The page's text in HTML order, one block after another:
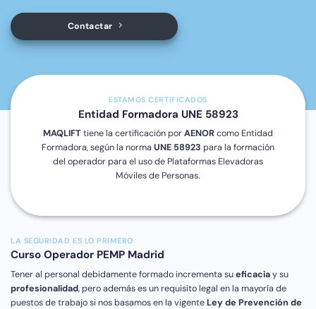
Contactar
ESTAMOS CERTIFICADOS
Entidad Formadora UNE 58923
MAQLIFTtiene la certificación porAENORcomo Entidad
Formadora, según la norma UNE 58923 para la formación
del operador para el uso de Plataformas Elevadoras
Móviles de Personas.
LA SEGURIDAD ES LO PRIMERO
Curso Operador PEMP Madrid
Tener al personal debidamente formado incrementa sueficaciay su
profesionalidad, pero además es un requisito legal en la mayoría de
puestos de trabajo si nos basamos en la vigenteLey de Prevención de